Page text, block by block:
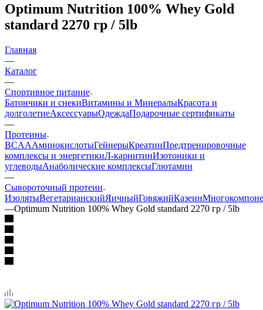
Optimum Nutrition 100% Whey Gold
standard 2270 гр / 5lb
Главная
—
Каталог
—
Спортивное питание
Батончики и снекиВитамины и МинералыКрасота и
долголетиеАксессуарыОдеждаПодарочные сертификаты
—
Протеины
BCAAАминокислотыГейнерыКреатинПредтренировочные
комплексы и энергетикиЛ-карнитинИзотоники и
углеводыАнаболические комплексыГлютамин
—
Сывороточный протеин
ИзолятыВегетарианскийЯичныйГовяжийКазеин
—Optimum Nutrition 100% Whey Gold standard 2270 гр / 5lb